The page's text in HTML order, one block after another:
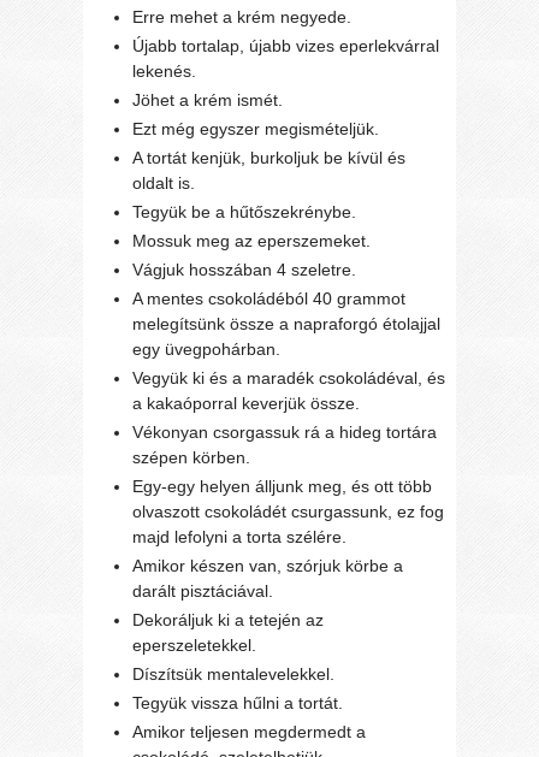
Erre mehet a krém negyede.
Újabb tortalap, újabb vizes eperlekvárral
lekenés.
Jöhet a krém ismét.
Ezt még egyszer megismételjük.
A tortát kenjük, burkoljuk be kívül és
oldalt is.
Tegyük be a hűtőszekrénybe.
Mossuk meg az eperszemeket.
Vágjuk hosszában 4 szeletre.
A mentes csokoládéból 40 grammot
melegítsünk össze a napraforgó étolajjal
egy üvegpohárban.
Vegyük ki és a maradék csokoládéval, és
a kakaóporral keverjük össze.
Vékonyan csorgassuk rá a hideg tortára
szépen körben.
Egy-egy helyen álljunk meg, és ott több
olvaszott csokoládét csurgassunk, ez fog
majd lefolyni a torta szélére.
Amikor készen van, szórjuk körbe a
darált pisztáciával.
Dekoráljuk ki a tetején az
eperszeletekkel.
Díszítsük mentalevelekkel.
Tegyük vissza hűlni a tortát.
Amikor teljesen megdermedt a